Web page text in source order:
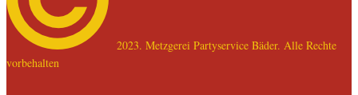
2023. Metzgerei Partyservice Bäder. Alle Rechte
vorbehalten